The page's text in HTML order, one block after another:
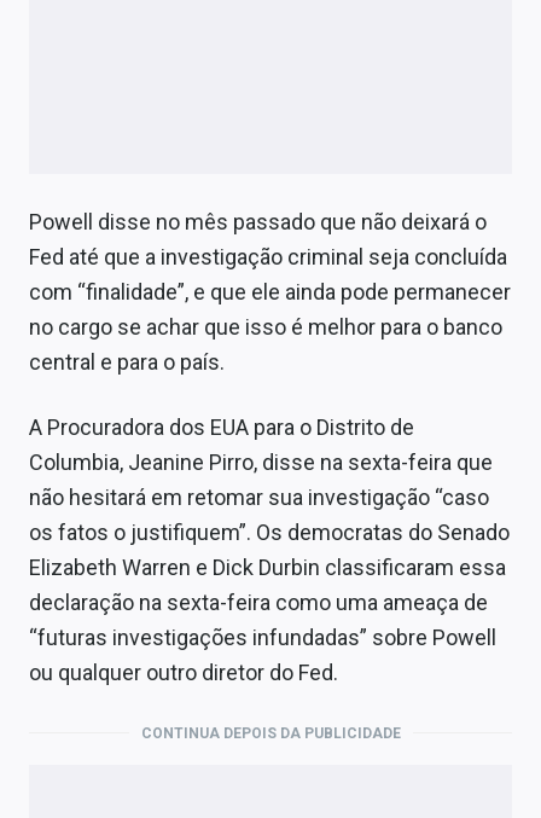
Powell disse no mês passado que não deixará o
Fed até que a investigação criminal seja concluída
com “finalidade”, e que ele ainda pode permanecer
no cargo se achar que isso é melhor para o banco
central e para o país.
A Procuradora dos EUA para o Distrito de
Columbia, Jeanine Pirro, disse na sexta-feira que
não hesitará em retomar sua investigação “caso
os fatos o justifiquem”. Os democratas do Senado
Elizabeth Warren e Dick Durbin classificaram essa
declaração na sexta-feira como uma ameaça de
“futuras investigações infundadas” sobre Powell
ou qualquer outro diretor do Fed.
CONTINUA DEPOIS DA PUBLICIDADE